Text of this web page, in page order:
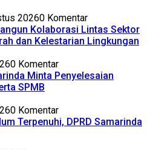
20260 Komentar
Kolaborasi Lintas Sektor
dan Kelestarian Lingkungan
0 Komentar
Minta Penyelesaian
SPMB
0 Komentar
Terpenuhi, DPRD Samarinda